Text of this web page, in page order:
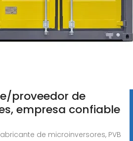
proveedor de
empresa confiable
de microinversores, PVB